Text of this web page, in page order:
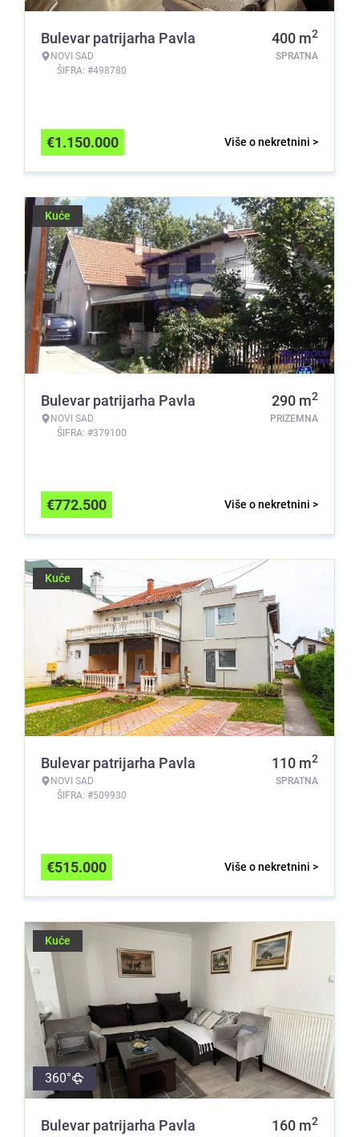
Bulevar patrijarha Pavla
NOVI SAD
ŠIFRA: #498780
400 m2
SPRATNA
Više o nekretnini >
€1.150.000
Kuće
Bulevar patrijarha Pavla
NOVI SAD
ŠIFRA: #379100
290 m2
PRIZEMNA
Više o nekretnini >
€772.500
Kuće
Bulevar patrijarha Pavla
NOVI SAD
ŠIFRA: #509930
110 m2
SPRATNA
Više o nekretnini >
€515.000
Kuće
360°
Bulevar patrijarha Pavla 160 m2